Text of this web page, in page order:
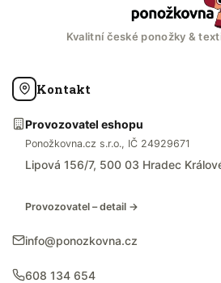
Kvalitní české ponožky &
Kontakt
Provozovatel eshopu
Ponožkovna.cz s.r.o., IČ 24929671
Lipová 156/7, 500 03 Hradec
Provozovatel – detail →
info@ponozkovna.cz
608 134 654